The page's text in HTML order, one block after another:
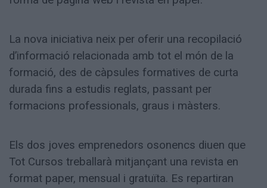
La nova iniciativa neix per oferir una recopilació
d’informació relacionada amb tot el món de la
formació, des de càpsules formatives de curta
durada fins a estudis reglats, passant per
formacions professionals, graus i màsters.
Els dos joves emprenedors osonencs diuen que
Tot Cursos treballarà mitjançant una revista en
format paper, mensual i gratuïta. Es repartiran